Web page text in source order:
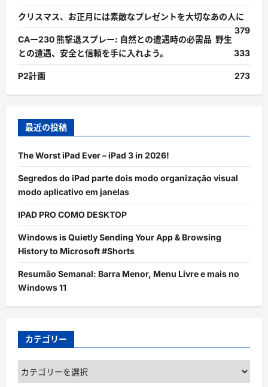
クリスマス、お正月には素敵なプレゼントを大切なあの人に
379
CAー230 熊撃退スプレー: 自然との遭遇時の必需品 野生
との遭遇、安全と信頼を手に入れよう。
333
P2計画 273
最近の投稿
The Worst iPad Ever – iPad 3 in 2026!
Segredos do iPad parte dois modo organização visual
modo aplicativo em janelas
IPAD PRO COMO DESKTOP
Windows is Quietly Sending Your App & Browsing
History to Microsoft #Shorts
Resumão Semanal: Barra Menor, Menu Livre e mais no
Windows 11
カテゴリー
カ
テ